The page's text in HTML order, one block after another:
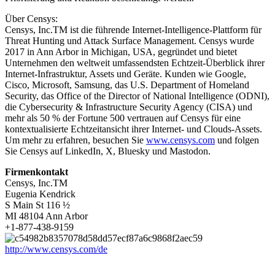
Über Censys:
Censys, Inc.TM ist die führende Internet-Intelligence-Plattform für
Threat Hunting und Attack Surface Management. Censys wurde
2017 in Ann Arbor in Michigan, USA, gegründet und bietet
Unternehmen den weltweit umfassendsten Echtzeit-Überblick ihrer
Internet-Infrastruktur, Assets und Geräte. Kunden wie Google,
Cisco, Microsoft, Samsung, das U.S. Department of Homeland
Security, das Office of the Director of National Intelligence (ODNI),
die Cybersecurity & Infrastructure Security Agency (CISA) und
mehr als 50 % der Fortune 500 vertrauen auf Censys für eine
kontextualisierte Echtzeitansicht ihrer Internet- und Clouds-Assets.
Um mehr zu erfahren, besuchen Sie www.censys.com und folgen
Sie Censys auf LinkedIn, X, Bluesky und Mastodon.
Firmenkontakt
Censys, Inc.TM
Eugenia Kendrick
S Main St 116 ½
MI 48104 Ann Arbor
+1-877-438-9159
http://www.censys.com/de